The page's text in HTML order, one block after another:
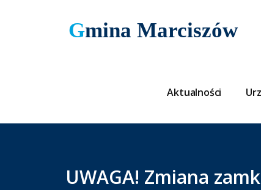
Gmina Marciszów
Aktualności
UWAGA! Zmiana